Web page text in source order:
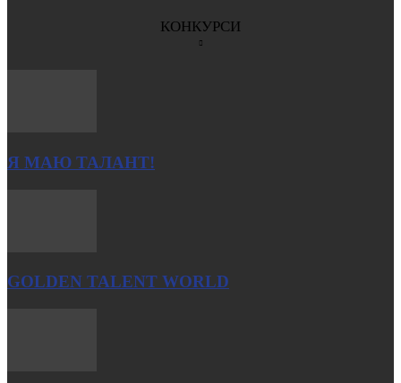
КОНКУРСИ
Я МАЮ ТАЛАНТ!
GOLDEN TALENT WORLD